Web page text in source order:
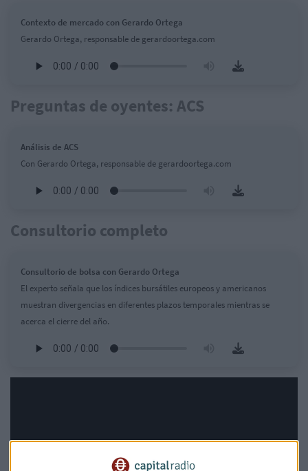
Contexto de mercado con Gerardo Ortega
Gerardo Ortega, responsable de gerardoortega.com
Preguntas de oyentes: ACS
Análisis de ACS
Con Gerardo Ortega, responsable de gerardoortega.com
Consultorio completo
Consultorio de bolsa con Gerardo Ortega
El experto señala que los índices bursátiles europeos y americanos
muestran divergencias en diferentes plazos temporales mientras se
acerca el cierre del año.